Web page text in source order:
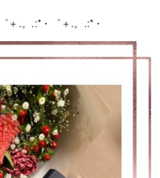
＋.。.:*・゜＋.。.:*・